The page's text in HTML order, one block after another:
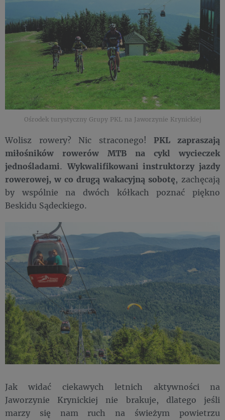
Ośrodek turystyczny Grupy PKL na Jaworzynie Krynickiej
Wolisz rowery? Nic straconego!PKL zapraszają
miłośników rowerów MTB na cykl wycieczek
jednośladami.Wykwalifikowani instruktorzy jazdy
rowerowej, w co drugą wakacyjną sobotę, zachęcają
by wspólnie na dwóch kółkach poznać piękno
Beskidu Sądeckiego.
Jak widać ciekawych letnich aktywności na
Jaworzynie Krynickiej nie brakuje, dlatego jeśli
marzy się nam ruch na świeżym powietrzu